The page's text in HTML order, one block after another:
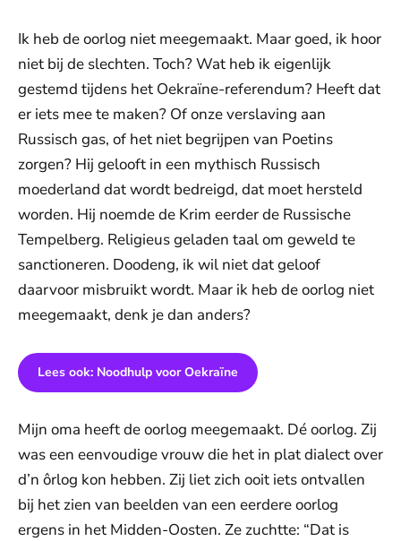
Ik heb de oorlog niet meegemaakt. Maar goed, ik hoor
niet bij de slechten. Toch? Wat heb ik eigenlijk
gestemd tijdens het Oekraïne-referendum? Heeft dat
er iets mee te maken? Of onze verslaving aan
Russisch gas, of het niet begrijpen van Poetins
zorgen? Hij gelooft in een mythisch Russisch
moederland dat wordt bedreigd, dat moet hersteld
worden. Hij noemde de Krim eerder de Russische
Tempelberg. Religieus geladen taal om geweld te
sanctioneren. Doodeng, ik wil niet dat geloof
daarvoor misbruikt wordt. Maar ik heb de oorlog niet
meegemaakt, denk je dan anders?
Lees ook: Noodhulp voor Oekraïne
Mijn oma heeft de oorlog meegemaakt. Dé oorlog. Zij
was een eenvoudige vrouw die het in plat dialect over
d’n ôrlog kon hebben. Zij liet zich ooit iets ontvallen
bij het zien van beelden van een eerdere oorlog
ergens in het Midden-Oosten. Ze zuchtte: “Dat is